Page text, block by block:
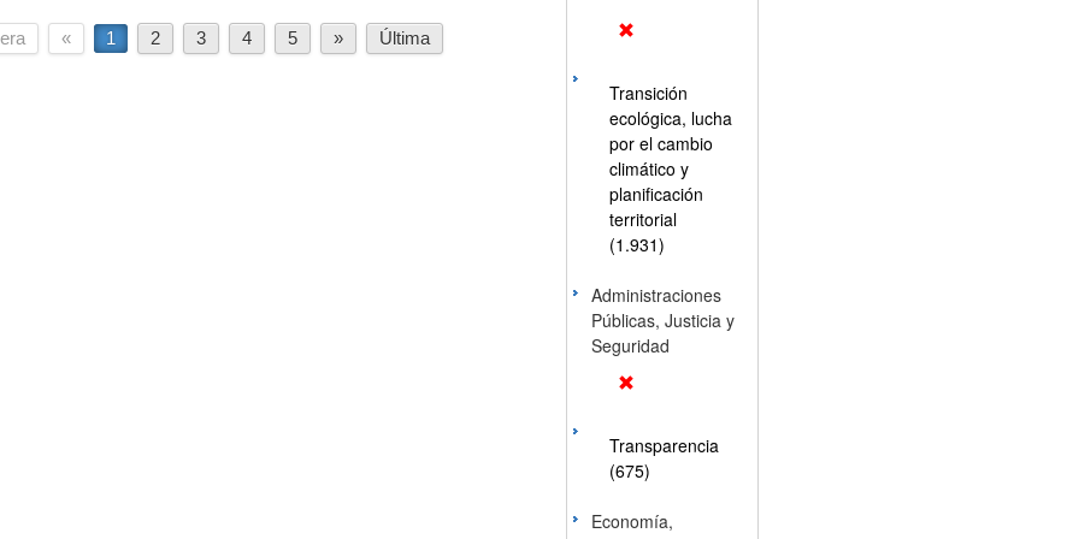
« 1 2 3 4 5 » Última
Transición
ecológica, lucha
por el cambio
climático y
planificación
territorial
(1.931)
Administraciones
Públicas, Justicia y
Seguridad
Transparencia
(675)
Economía,